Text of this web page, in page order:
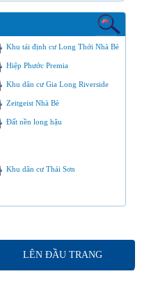
Khu tái định cư Long Thới Nhà Bè
Hiệp Phước Premia
Khu dân cư Gia Long Riverside
Zeitgeist Nhà Bè
Đất nền long hậu
Khu dân cư Thái Sơn
LÊN ĐẦU TRANG